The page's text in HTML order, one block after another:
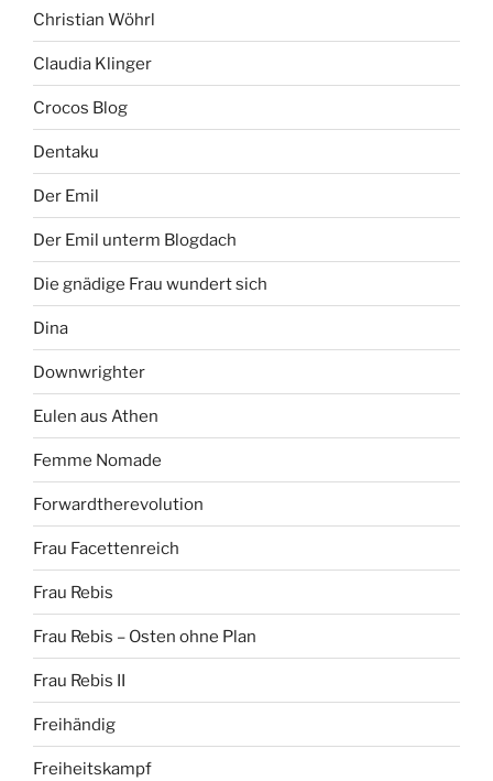
Christian Wöhrl
Claudia Klinger
Crocos Blog
Dentaku
Der Emil
Der Emil unterm Blogdach
Die gnädige Frau wundert sich
Dina
Downwrighter
Eulen aus Athen
Femme Nomade
Forwardtherevolution
Frau Facettenreich
Frau Rebis
Frau Rebis – Osten ohne Plan
Frau Rebis II
Freihändig
Freiheitskampf